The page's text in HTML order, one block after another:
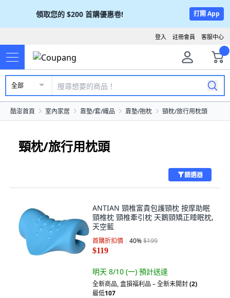
領取您的 $200 首購優惠卷! 打開 App
客服中心
註冊會員
登入
全部
酷澎首頁 室內家居 靠墊/套/織品 靠墊/抱枕 頸枕/旅行用枕頭
頸枕/旅行用枕頭
篩選器
ANTIAN 頸椎富貴包護頸枕 按摩助眠
頸椎枕 頸椎牽引枕 天鵝頸矯正睡眠枕,
天空藍
首購折扣價 40%$199
$119
明天 8/10 (一) 預計送達
全新商品,盒損福利品 – 全新未開封(2)
最低107